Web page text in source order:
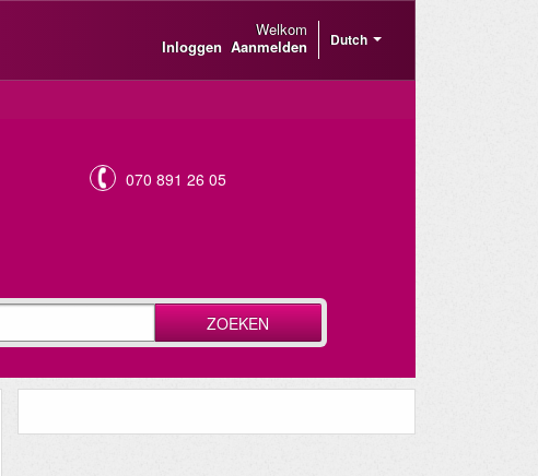
Dutch
Welkom
Inloggen Aanmelden
070 891 26 05
ZOEKEN